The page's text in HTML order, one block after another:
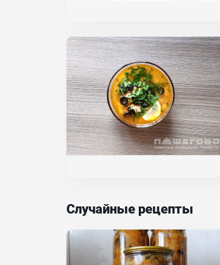
Случайные рецепты